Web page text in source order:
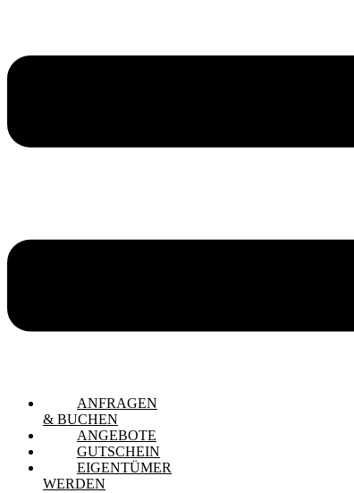
ANFRAGEN
& BUCHEN
ANGEBOTE
GUTSCHEIN
EIGENTÜMER
WERDEN